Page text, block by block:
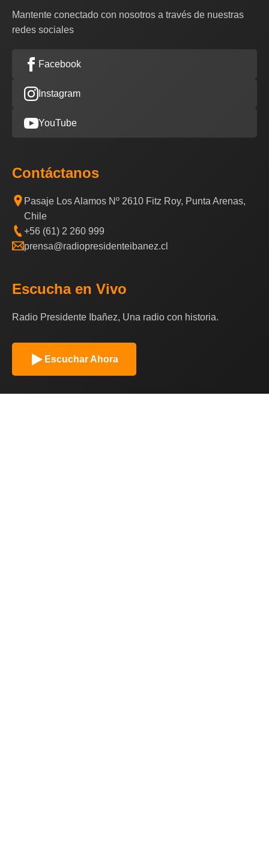
Mantente conectado con nosotros a través de nuestras
redes sociales
Facebook
Instagram
YouTube
Contáctanos
Pasaje Los Alamos Nº 2610 Fitz Roy, Punta Arenas,
Chile
+56 (61) 2 260 999
prensa@radiopresidenteibanez.cl
Escucha en Vivo
Radio Presidente Ibañez, Una radio con historia.
Escuchar Ahora